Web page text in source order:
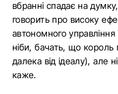
вбранні спадає на
говорить про високу
автономного управління
ніби, бачать, що король
далека від ідеалу), але
каже.